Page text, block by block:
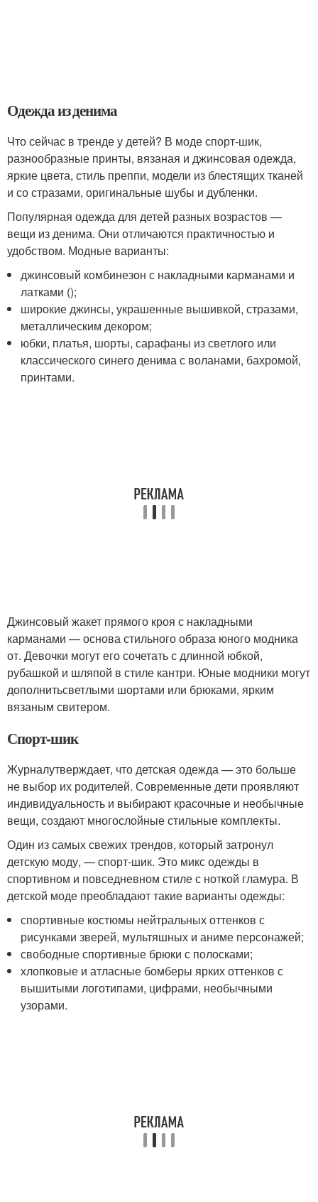
Одежда из денима
Что сейчас в тренде у детей? В моде спорт-шик,
разнообразные принты, вязаная и джинсовая одежда,
яркие цвета, стиль преппи, модели из блестящих тканей
и со стразами, оригинальные шубы и дубленки.
Популярная одежда для детей разных возрастов —
вещи из денима. Они отличаются практичностью и
удобством. Модные варианты:
джинсовый комбинезон с накладными карманами и
латками ();
широкие джинсы, украшенные вышивкой, стразами,
металлическим декором;
юбки, платья, шорты, сарафаны из светлого или
классического синего денима с воланами, бахромой,
принтами.
Джинсовый жакет прямого кроя с накладными
карманами — основа стильного образа юного модника
от. Девочки могут его сочетать с длинной юбкой,
рубашкой и шляпой в стиле кантри. Юные модники могут
дополнитьсветлыми шортами или брюками, ярким
вязаным свитером.
Спорт-шик
Журналутверждает, что детская одежда — это больше
не выбор их родителей. Современные дети проявляют
индивидуальность и выбирают красочные и необычные
вещи, создают многослойные стильные комплекты.
Один из самых свежих трендов, который затронул
детскую моду, — спорт-шик. Это микс одежды в
спортивном и повседневном стиле с ноткой гламура. В
детской моде преобладают такие варианты одежды:
спортивные костюмы нейтральных оттенков с
рисунками зверей, мультяшных и аниме персонажей;
свободные спортивные брюки с полосками;
хлопковые и атласные бомберы ярких оттенков с
вышитыми логотипами, цифрами, необычными
узорами.